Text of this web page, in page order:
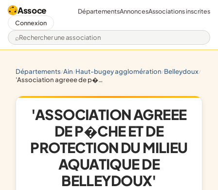
Assoce
Rechercher une association
DépartementsAnnoncesAssociations inscrites
Connexion
départements/ ain/ haut-bugey agglomération/ belleydoux/
'association agreee de p�che et de protection du milieu aquatique de belleydoux'
'ASSOCIATION AGREEE
DE P�CHE ET DE
PROTECTION DU MILIEU
AQUATIQUE DE
BELLEYDOUX'